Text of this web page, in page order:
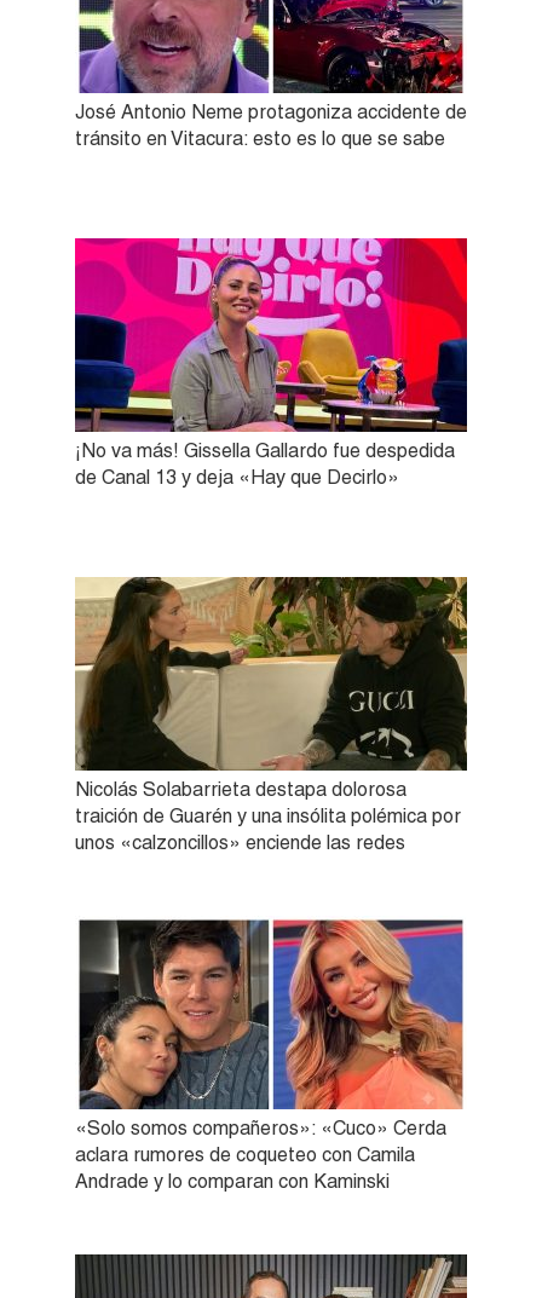
José Antonio Neme protagoniza accidente de
tránsito en Vitacura: esto es lo que se sabe
¡No va más! Gissella Gallardo fue despedida
de Canal 13 y deja «Hay que Decirlo»
Nicolás Solabarrieta destapa dolorosa
traición de Guarén y una insólita polémica por
unos «calzoncillos» enciende las redes
«Solo somos compañeros»: «Cuco» Cerda
aclara rumores de coqueteo con Camila
Andrade y lo comparan con Kaminski